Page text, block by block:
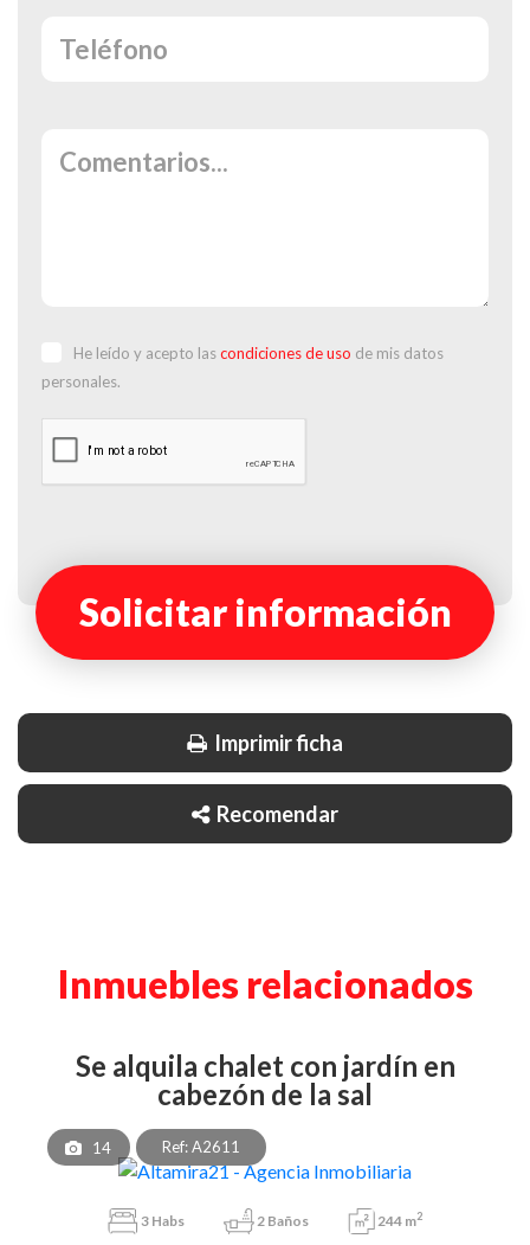
He leído y acepto lascondiciones de uso de mis datos
personales.
Solicitar información
Imprimir ficha
Recomendar
Inmuebles relacionados
se alquila chalet con jardín en
cabezón de la sal
14 Ref: A2611
3 Habs 2 Baños 244 m2